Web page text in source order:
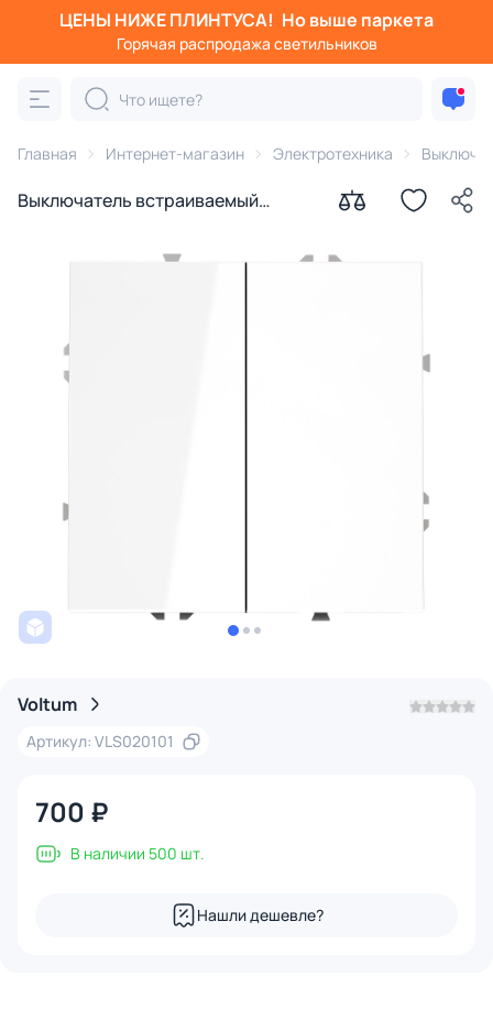
ЦЕНЫ НИЖЕ ПЛИНТУСА! Но выше паркета
Горячая распродажа светильников
Главная Интернет-магазин Электротехника
Выключатель встраиваемый
(белый глянцевый) VLS020101
Voltum
Артикул: VLS020101
700 ₽
В наличии 500 шт.
Нашли дешевле?